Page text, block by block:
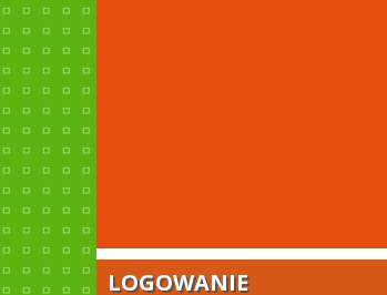
LOGOWANIE